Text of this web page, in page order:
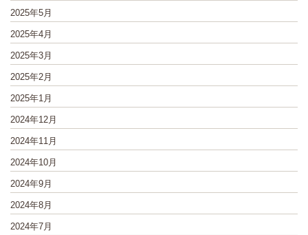
2025年5月
2025年4月
2025年3月
2025年2月
2025年1月
2024年12月
2024年11月
2024年10月
2024年9月
2024年8月
2024年7月